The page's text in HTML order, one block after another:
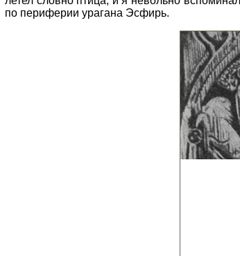
по периферии урагана Эсфирь.